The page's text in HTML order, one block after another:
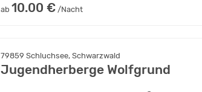
ab 10.00 € /Nacht
79859 Schluchsee, Schwarzwald
Jugendherberge Wolfgrund